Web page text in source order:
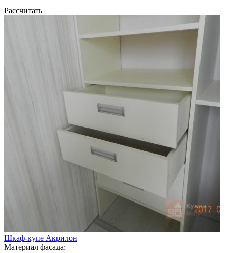
Рассчитать
Шкаф-купе Акрилон
Материал фасада: